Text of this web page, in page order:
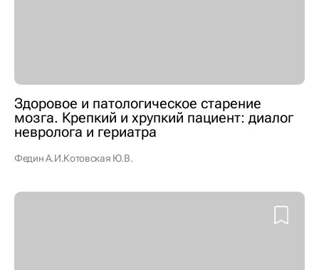
Здоровое и патологическое старение
мозга. Крепкий и хрупкий пациент: диалог
невролога и гериатра
Федин А.И.Котовская Ю.В.